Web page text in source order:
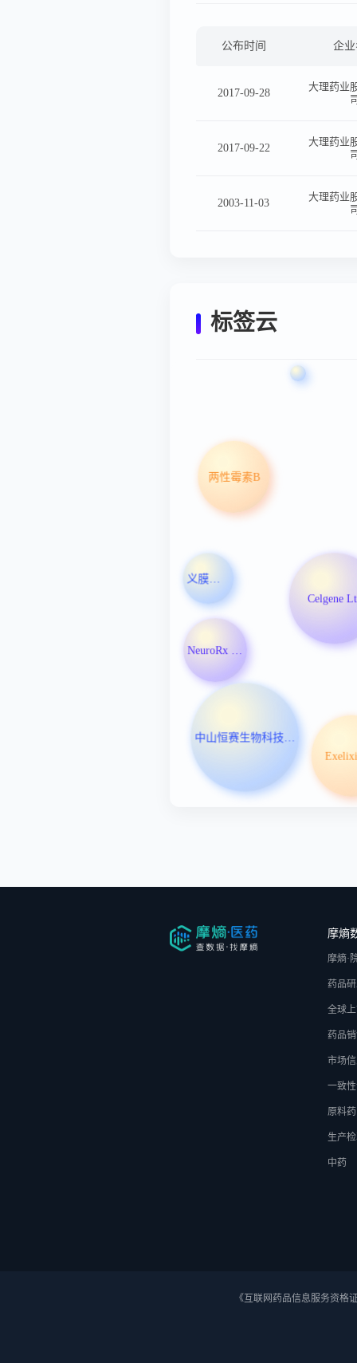
公布时间 企
2017-09-28
大理药业
2017-09-22
大理药业
2003-11-03
大理药业
标签云
Celgene
两性霉素B
摩熵
摩熵·
药品
全球
药品
市场
一致
原料药
生产
中药
《互联网药品信息服务资